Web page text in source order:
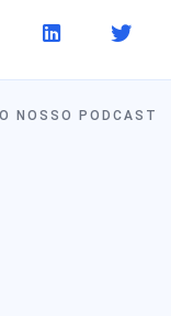
NOSSO PODCAST